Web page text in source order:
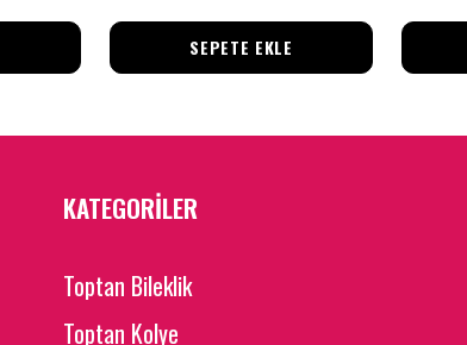
SEPETE EKLE
KATEGORİLER
Toptan Bileklik
Toptan Kolye